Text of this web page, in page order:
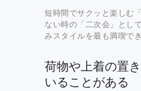
短時間でサクッと楽しむ
ない時の「二次会」とし
みスタイルを最も満喫で
荷物や上着の置
いることがある